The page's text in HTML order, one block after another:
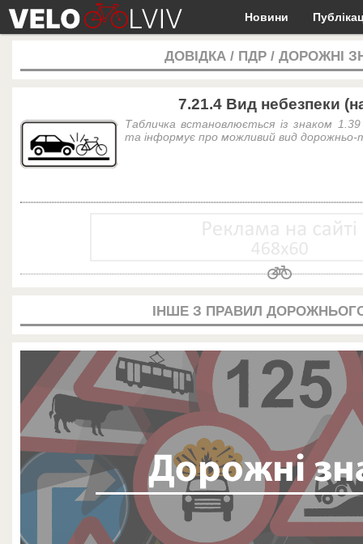
Новини
ДОВІДКА / ПДР / ДОРОЖНІ
7.21.4 Вид небезпеки
Табличка встановлюється із знаком 1.39
та інформує про можливий вид дорожньо-
ІНШЕ З ПРАВИЛ